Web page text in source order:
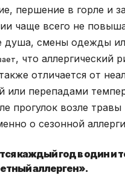
першение в горле и
чаще всего не
душа, смены одежды
, что аллергический
отличается от
или перепадами
прогулок возле
о сезонной
каждый год в один и
аллерген».